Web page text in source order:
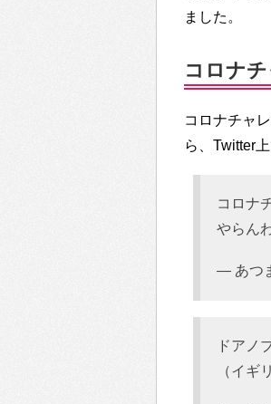
ました。
コロナ
コロナチャ
ら、Twitter
コロナ
やらん
— あつ
ドアノ
（イギ